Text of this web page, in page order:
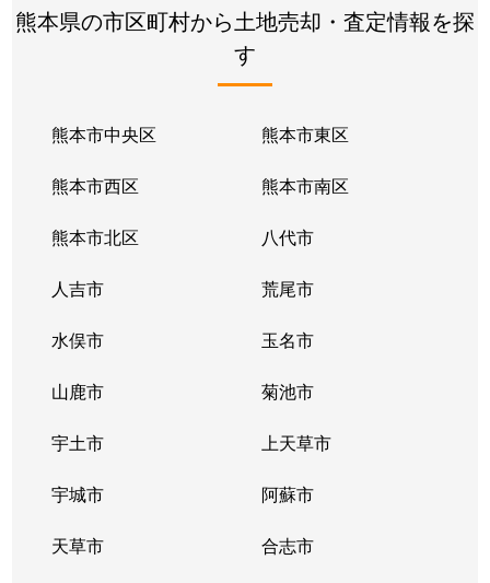
熊本県の市区町村から土地売却・査定情報を探
す
熊本市中央区 熊本市東区
熊本市西区 熊本市南区
熊本市北区 八代市
人吉市 荒尾市
水俣市 玉名市
山鹿市 菊池市
宇土市 上天草市
宇城市 阿蘇市
天草市 合志市